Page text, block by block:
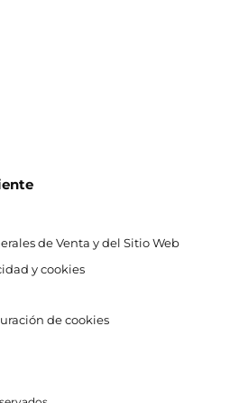
de Venta y del Sitio Web
y cookies
de cookies